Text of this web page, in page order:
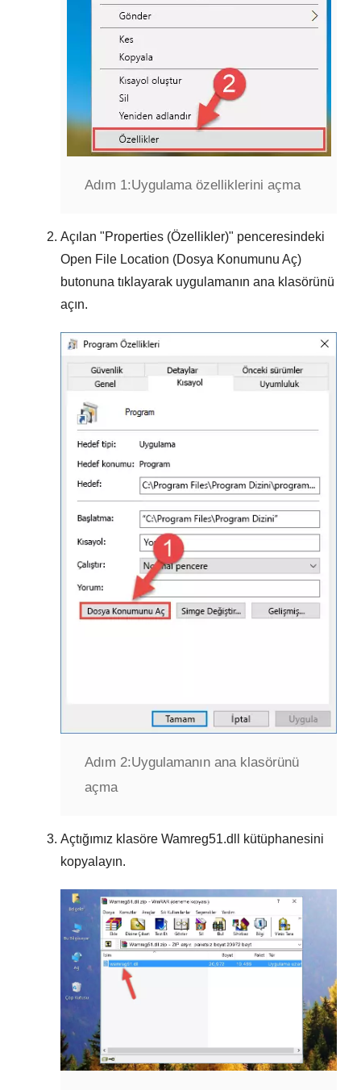
Adım 1:Uygulama özelliklerini açma
Açılan "Properties (Özellikler)" penceresindeki
Open File Location (Dosya Konumunu Aç)
butonuna tıklayarak uygulamanın ana klasörünü
açın.
Adım 2:Uygulamanın ana klasörünü
açma
Açtığımız klasöre Wamreg51.dll
kütüphanesini
kopyalayın.